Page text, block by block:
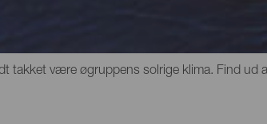
Der er bystrande med alle faciliteter,
takket være øgruppens solrige klima. Find ud